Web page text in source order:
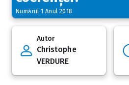
Numărul 1 Anul 2018
Autor
Christophe
VERDURE